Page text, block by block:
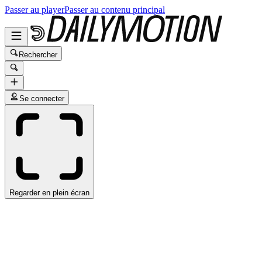
Passer au playerPasser au contenu principal
Rechercher
Se connecter
Regarder en plein écran